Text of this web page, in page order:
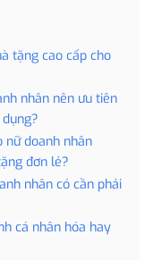
tặng cao cấp cho
nhân nên ưu tiên
nữ doanh nhân
đơn lẻ?
nhân có cần phải
cá nhân hóa hay